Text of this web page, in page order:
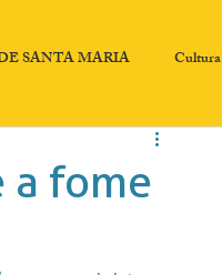
SANTA MARIA Cultura
a fome